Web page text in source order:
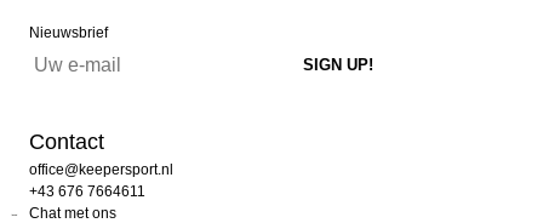
Nieuwsbrief
Contact
office@keepersport.nl
+43 676 7664611
Chat met ons